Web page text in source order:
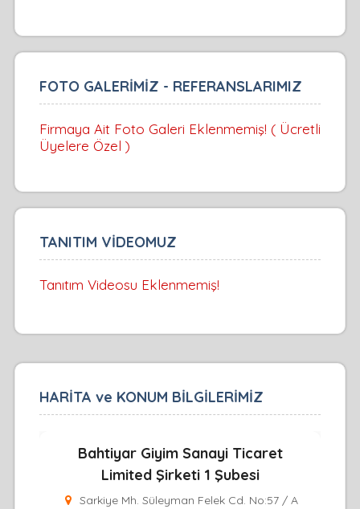
FOTO GALERİMİZ - REFERANSLARIMIZ
Firmaya Ait Foto Galeri Eklenmemiş! ( Ücretli
Üyelere Özel )
TANITIM VİDEOMUZ
Tanıtım Videosu Eklenmemiş!
HARİTA ve KONUM BİLGİLERİMİZ
Bahtiyar Giyim Sanayi Ticaret
Limited Şirketi 1 Şubesi
Sarkiye Mh. Süleyman Felek Cd. No:57 / A